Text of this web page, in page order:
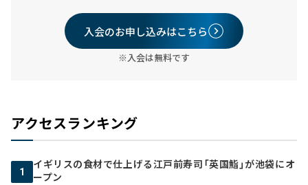
入会のお申し込みはこちら
※入会は無料です
アクセスランキング
1
イギリスの食材で仕上げる江戸前寿司「英国鮨」が池袋にオ
ープン